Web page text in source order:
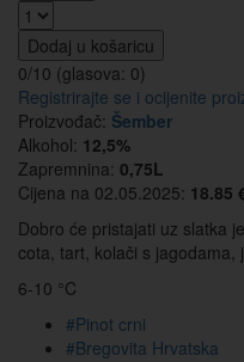
Dodaj u košaricu
0/10 (glasova: 0)
Registrirajte se i ocijenite
Proizvođač: Šember
Alkohol: 12,5%
Zapremnina: 0,75L
Cijena na 02.05.2025: 18.85
Dobro će pristajati uz slatka
cota, tart, kolači s
6-10 °C
#Pinot crni
#Bregovita Hrvatska